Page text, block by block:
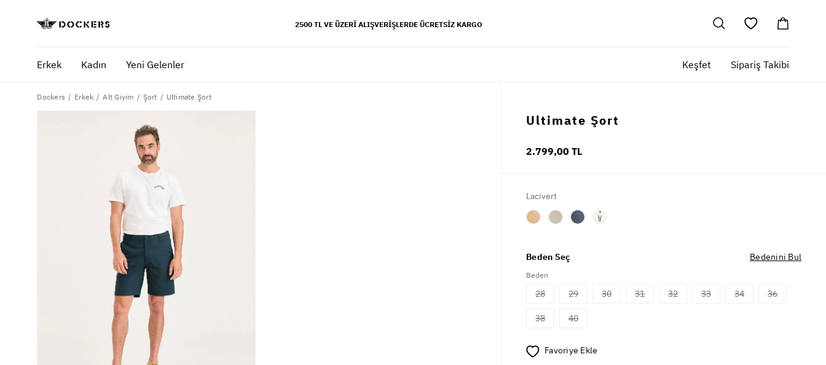
2500 TL VE ÜZERI ALIŞVERIŞLERDE ÜCRETSIZ KARGO
Erkek Kadın Yeni Gelenler Keşfet Sipariş Takibi
POPÜLER ARAMALAR
ultimate chino pantolon
ona özel - erkek
ona özel - kadın
Dockers Erkek Alt Giyim Şort Ultimate Şort
Ultimate Şort
2.799,00 TL
Lacivert
Beden Seç Bedenini Bul
Beden
28 29 30 31 32 33 34 36
38 40
Favoriye Ekle